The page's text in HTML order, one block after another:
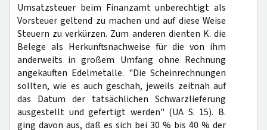
Umsatzsteuer beim Finanzamt unberechtigt als
Vorsteuer geltend zu machen und auf diese Weise
Steuern zu verkürzen. Zum anderen dienten K. die
Belege als Herkunftsnachweise für die von ihm
anderweits in großem Umfang ohne Rechnung
angekauften Edelmetalle. "Die Scheinrechnungen
sollten, wie es auch geschah, jeweils zeitnah auf
das Datum der tatsächlichen Schwarzlieferung
ausgestellt und gefertigt werden" (UA S. 15). B.
ging davon aus, daß es sich bei 30 % bis 40 % der